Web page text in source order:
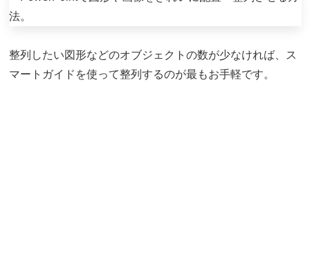
整列したい図形などのオブジェクトの数が少なければ、ス
マートガイドを使って整列するのが最もお手軽です。